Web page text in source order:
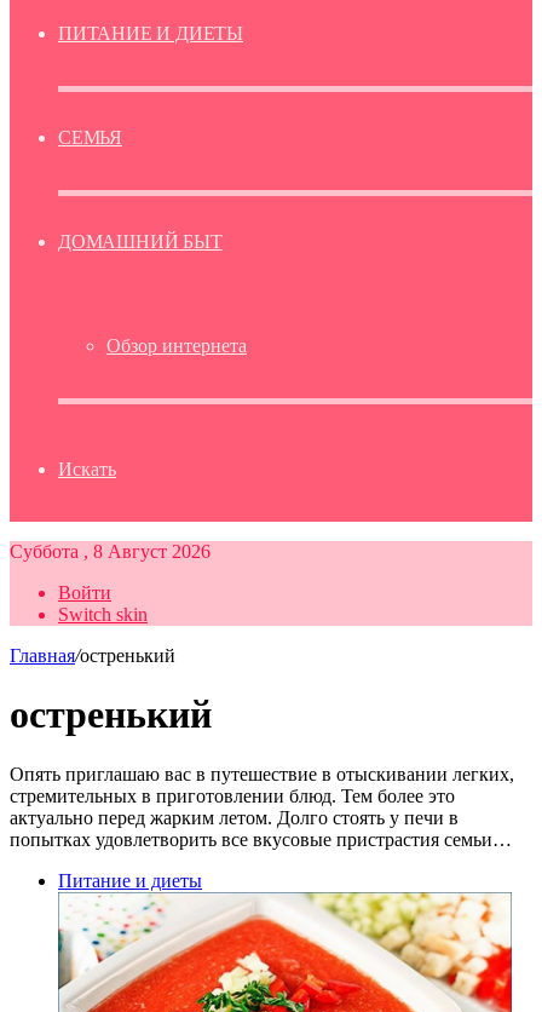
ПИТАНИЕ И ДИЕТЫ
СЕМЬЯ
ДОМАШНИЙ БЫТ
Обзор интернета
Искать
Суббота , 8 Август 2026
Войти
Switch skin
Главная/остренький
остренький
Опять приглашаю вас в путешествие в отыскивании легких,
стремительных в приготовлении блюд. Тем более это
актуально перед жарким летом. Долго стоять у печи в
попытках удовлетворить все вкусовые пристрастия семьи…
Питание и диеты